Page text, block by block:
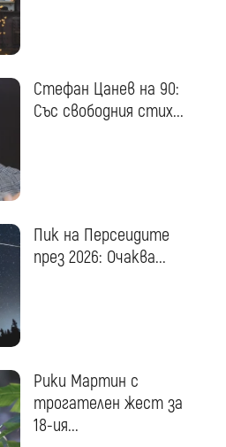
Стефан Цанев на 90:
Със свободния стих...
Пик на Персеидите
през 2026: Очаква...
Рики Мартин с
трогателен жест за
18-ия...